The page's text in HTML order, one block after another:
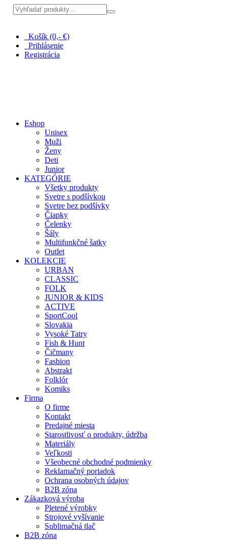
Košík (0,- €)
Prihlásenie
Registrácia
Eshop
Unisex
Muži
Ženy
Deti
Junior
KATEGÓRIE
Všetky produkty
Svetre s podšívkou
Svetre bez podšívky
Čiapky
Čelenky
Šály
Multifunkčné šatky
Outlet
KOLEKCIE
URBAN
CLASSIC
FOLK
JUNIOR & KIDS
ACTIVE
SportCool
Slovakia
Vysoké Tatry
Fish & Hunt
Čičmany
Fashion
Abstrakt
Folklór
Komiks
Firma
O firme
Kontakt
Predajné miesta
Starostlivosť o produkty, údržba
Materiály
Veľkosti
Všeobecné obchodné podmienky
Reklamačný poriadok
Ochrana osobných údajov
B2B zóna
Zákazková výroba
Pletené výrobky
Strojové vyšívanie
Sublimačná tlač
B2B zóna